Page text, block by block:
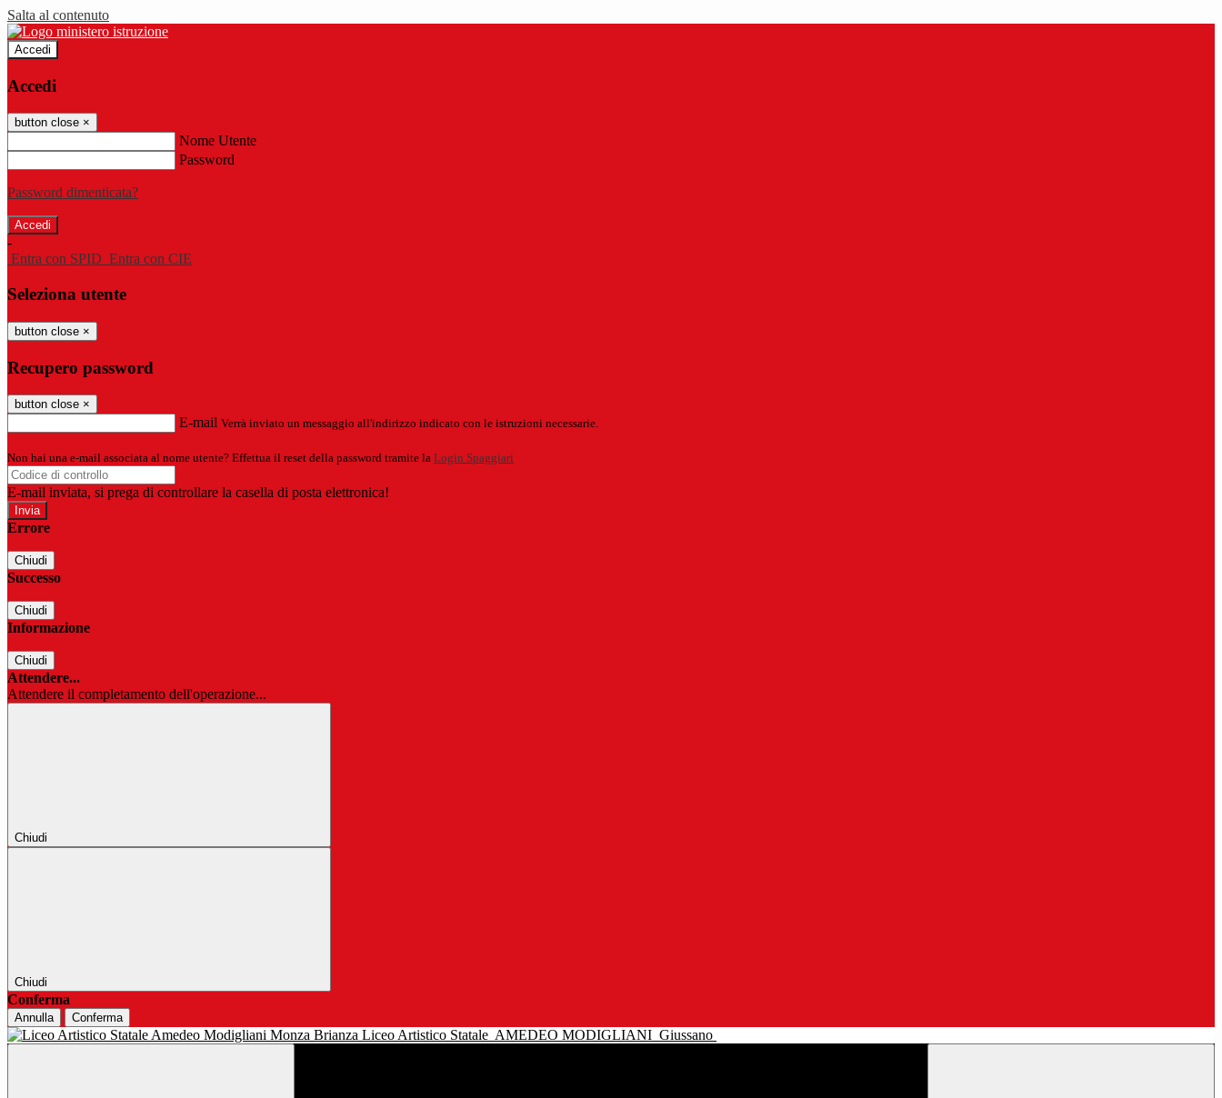
Salta al contenuto
Accedi
Accedi
button close ×
Nome Utente
Password
Password dimenticata?
-
Entra con SPID Entra con CIE
Seleziona utente
button close ×
Recupero password
button close ×
E-mail Verrà inviato un messaggio all'indirizzo indicato con le istruzioni necessarie.
Non hai una e-mail associata al nome utente? Effettua il reset della password tramite la Login Spaggiari
E-mail inviata, si prega di controllare la casella di posta elettronica!
Errore
Chiudi
Successo
Chiudi
Informazione
Chiudi
Attendere...
Attendere il completamento dell'operazione...
Chiudi
Chiudi
Conferma
Annulla Conferma
Liceo Artistico Statale AMEDEO MODIGLIANI Giussano